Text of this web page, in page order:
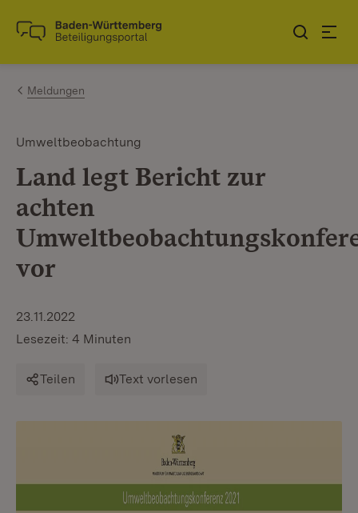
Zum Inhalt springen
Link zur Startseite
Meldungen
Umweltbeobachtung
Land legt Bericht zur
achten
vor
23.11.2022
Lesezeit: 4 Minuten
Teilen Text vorlesen